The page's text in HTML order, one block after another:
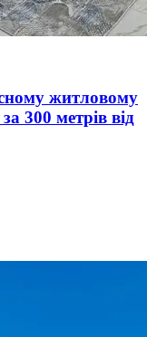
житловому
300 метрів від